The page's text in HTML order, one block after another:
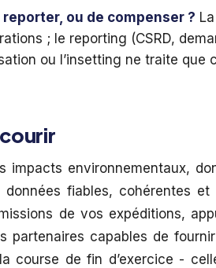
ou de compenser ?
; le reporting (CSRD,
ou l’insetting ne traite que
impacts environnementaux,
fiables, cohérentes
de vos expéditions,
partenaires capables de
course de fin d’exercice -